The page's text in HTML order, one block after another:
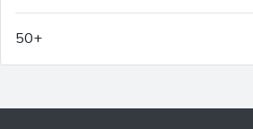
50+